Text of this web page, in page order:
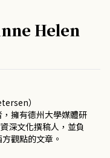
Helen
）
擁有德州大學媒體研
深文化撰稿人，並負
觀點的文章。